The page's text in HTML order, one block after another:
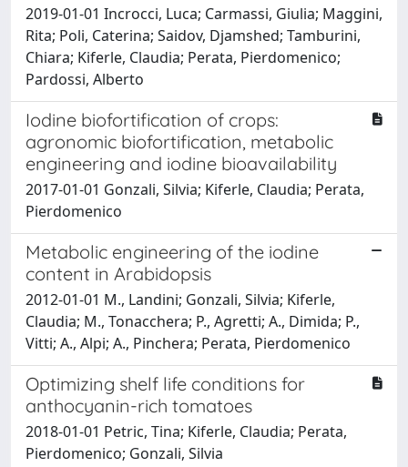
2019-01-01 Incrocci, Luca; Carmassi, Giulia; Maggini,
Rita; Poli, Caterina; Saidov, Djamshed; Tamburini,
Chiara; Kiferle, Claudia; Perata, Pierdomenico;
Pardossi, Alberto
Iodine biofortification of crops:
agronomic biofortification, metabolic
engineering and iodine bioavailability
2017-01-01 Gonzali, Silvia; Kiferle, Claudia; Perata,
Pierdomenico
Metabolic engineering of the iodine
content in Arabidopsis
2012-01-01 M., Landini; Gonzali, Silvia; Kiferle,
Claudia; M., Tonacchera; P., Agretti; A., Dimida; P.,
Vitti; A., Alpi; A., Pinchera; Perata, Pierdomenico
Optimizing shelf life conditions for
anthocyanin-rich tomatoes
2018-01-01 Petric, Tina; Kiferle, Claudia; Perata,
Pierdomenico; Gonzali, Silvia